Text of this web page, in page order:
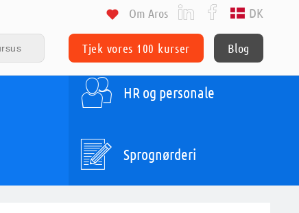
Tjek vores 100 kurser Blog
Om Aros DK
HR og personale
Sprognørderi